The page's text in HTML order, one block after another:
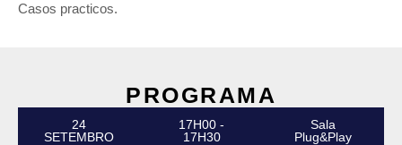
Casos practicos.
PROGRAMA
24
SETEMBRO
17H00 -
17H30
Sala
Plug&Play